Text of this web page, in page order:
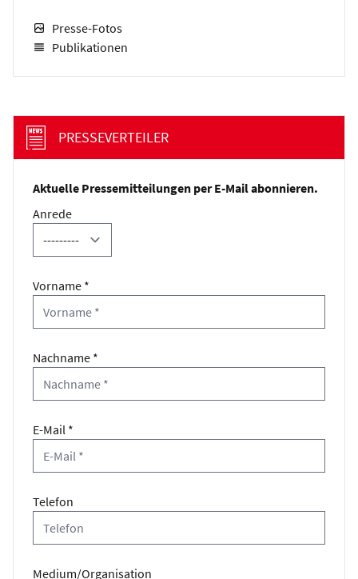
Presse-Fotos
Publikationen
PRESSEVERTEILER
Aktuelle Pressemitteilungen per E-Mail abonnieren.
Anrede
Vorname *
Nachname *
E-Mail *
Telefon
Medium/Organisation